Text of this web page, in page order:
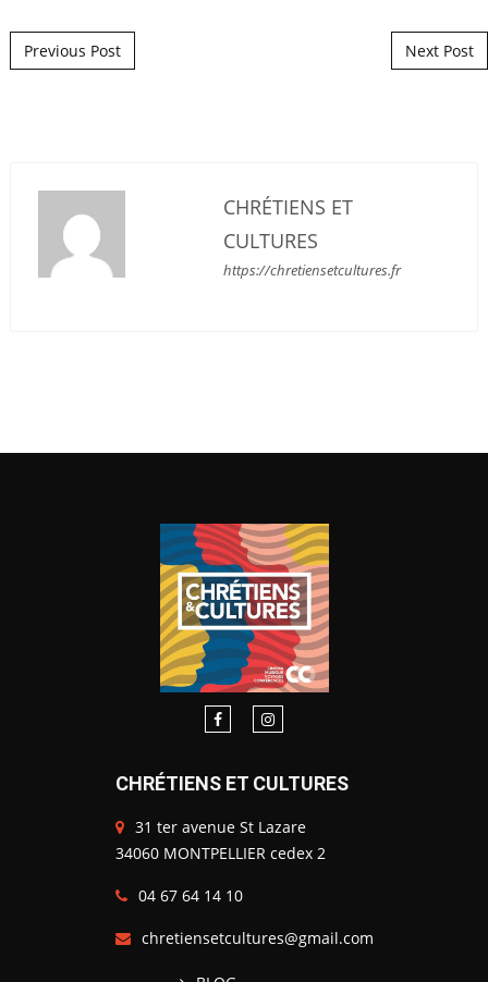
Post navigation
Previous Post Next Post
CHRÉTIENS ET
CULTURES
https://chretiensetcultures.fr
CHRÉTIENS ET CULTURES
31 ter avenue St Lazare
34060 MONTPELLIER cedex 2
04 67 64 14 10
chretiensetcultures@gmail.com